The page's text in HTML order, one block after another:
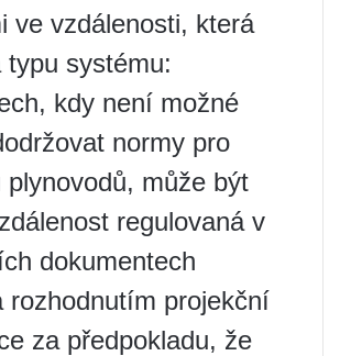
ve vzdálenosti, která
typu systému:
kdy není možné
normy pro
plynovodů, může být
regulovaná v
dokumentech
rozhodnutím projekční
za předpokladu, že